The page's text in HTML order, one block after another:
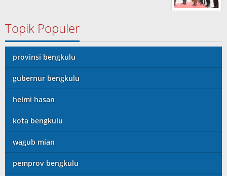
Topik Populer
provinsi bengkulu
gubernur bengkulu
helmi hasan
kota bengkulu
wagub mian
pemprov bengkulu